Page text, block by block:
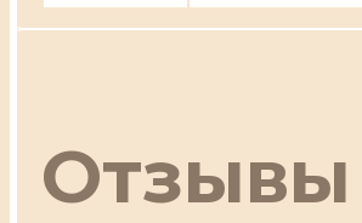
Отзывы